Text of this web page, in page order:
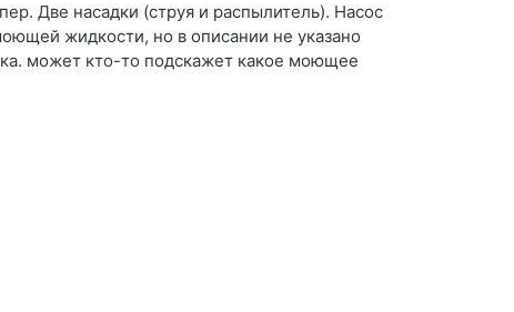
Две насадки (струя и распылитель). Насос
жидкости, но в описании не указано
может кто-то подскажет какое моющее